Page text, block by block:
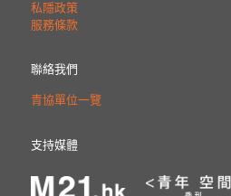
私隱政策
服務條款
聯絡我們
青協單位一覽
支持媒體